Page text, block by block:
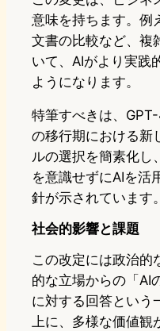
意味を持ちます。例
文書の比較など、複
いて、AIがより実践
ようになります。
特筆すべきは、
の移行期における新
ルの選択を簡素化し
を意識せずにAIを活
針が示されています。
社会的影響と課題
この改定には政治的
的な立場からの「AI
に対する回答という
上に、多様な価値観